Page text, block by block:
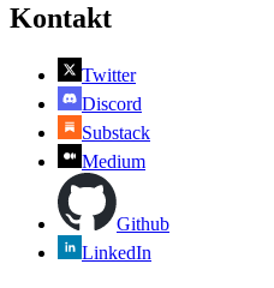
Kontakt
Twitter
Discord
Substack
Medium
Github
LinkedIn